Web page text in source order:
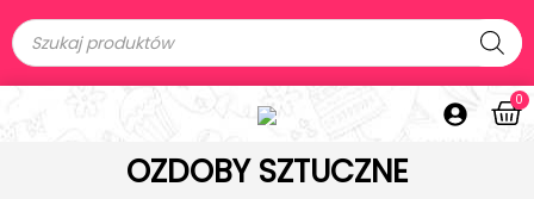
0
OZDOBY SZTUCZNE